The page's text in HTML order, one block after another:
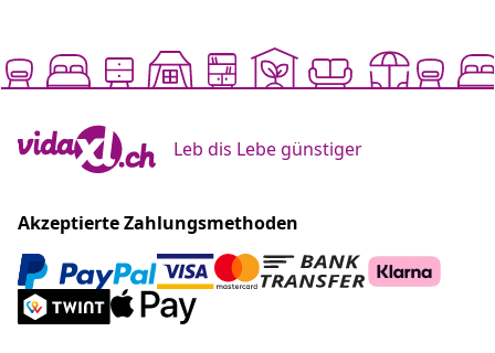
Leb dis Lebe günstiger
Akzeptierte Zahlungsmethoden